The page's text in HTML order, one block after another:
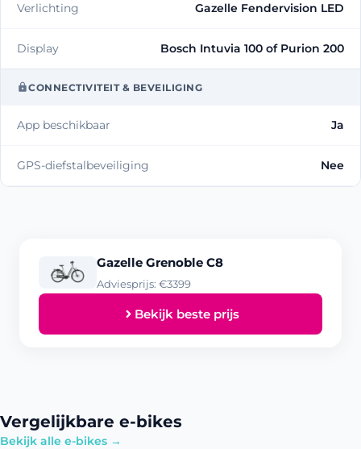
Verlichting Gazelle Fendervision LED
Display Bosch Intuvia 100 of Purion 200
CONNECTIVITEIT & BEVEILIGING
App beschikbaar Ja
GPS-diefstalbeveiliging Nee
Gazelle Grenoble C8
Adviesprijs: €3399
Bekijk beste prijs
Vergelijkbare e-bikes
Bekijk alle e-bikes →